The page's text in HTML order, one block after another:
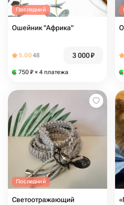
Последний
Ошейник "Африка"
5.0048 3 000₽
750 ₽ × 4 платежа
Последний
Светоотражающий